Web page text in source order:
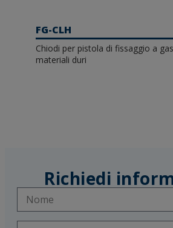
FG-CLH
Chiodi per pistola di fissaggio a
materiali duri
Richiedi